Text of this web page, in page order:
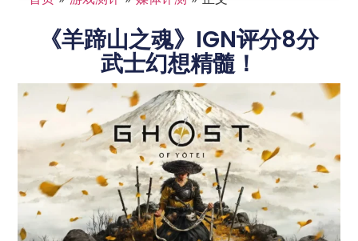
《羊蹄山之魂》IGN评分8分
武士幻想精髓！